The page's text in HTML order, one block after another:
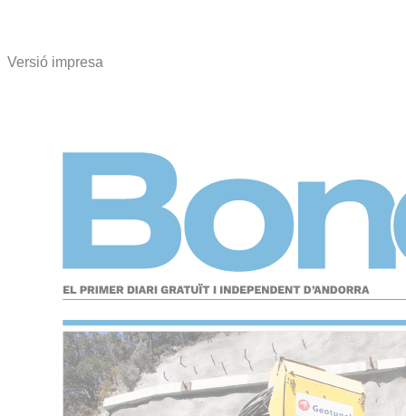
Versió impresa